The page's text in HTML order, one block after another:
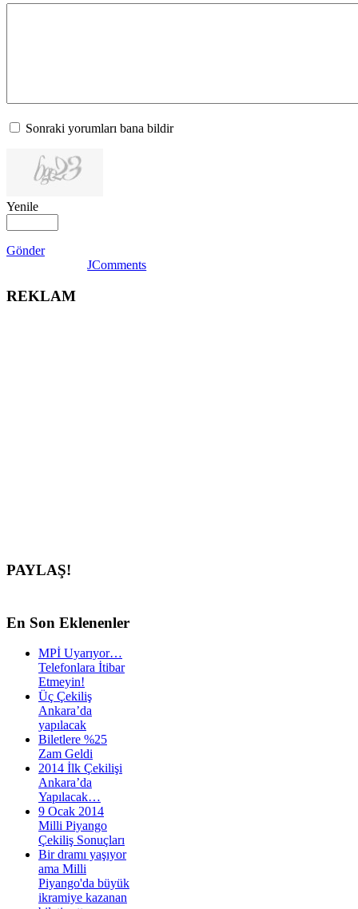
Sonraki yorumları bana bildir
Yenile
Gönder
JComments
REKLAM
PAYLAŞ!
En Son Eklenenler
MPİ Uyarıyor…
Telefonlara İtibar
Etmeyin!
Üç Çekiliş
Ankara’da
yapılacak
Biletlere %25
Zam Geldi
2014 İlk Çekilişi
Ankara’da
Yapılacak…
9 Ocak 2014
Milli Piyango
Çekiliş Sonuçları
Bir dramı yaşıyor
ama Milli
Piyango'da büyük
ikramiye kazanan